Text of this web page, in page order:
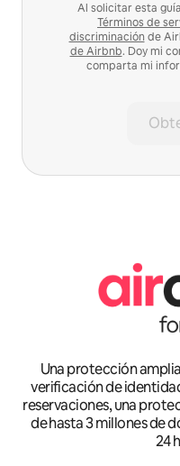
Al solicitar esta
Términos de
discriminación de
de Airbnb. Doy mi
comparta mi
Una protección
verificación de
reservaciones, una
de hasta 3 millones de
24